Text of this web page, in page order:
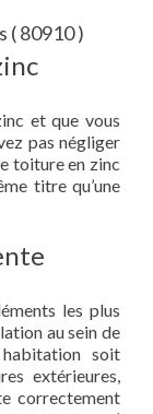
( 80910 )
et que vous
pas négliger
toiture en zinc
titre qu’une
les plus
au sein de
soit
extérieures,
correctement